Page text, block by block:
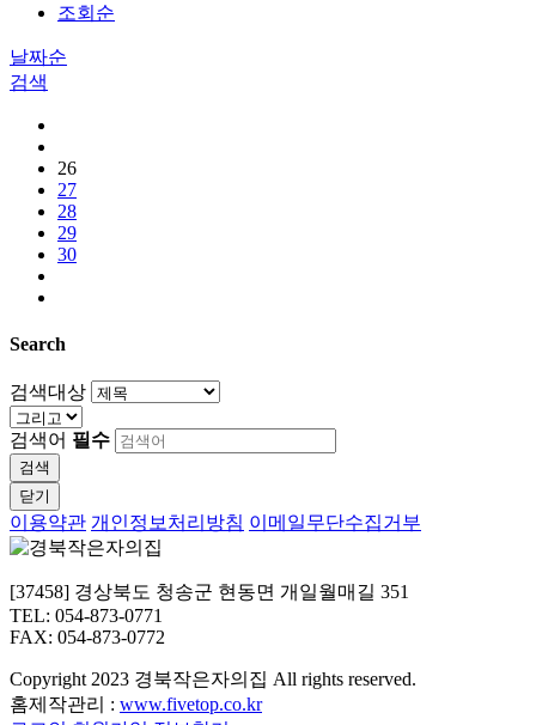
조회순
날짜순
검색
26
27
28
29
30
Search
검색대상
검색어 필수
검색
닫기
이용약관 개인정보처리방침 이메일무단수집거부
[37458] 경상북도 청송군 현동면 개일월매길 351
TEL: 054-873-0771
FAX: 054-873-0772
Copyright 2023 경북작은자의집 All rights reserved.
홈제작관리 : www.fivetop.co.kr